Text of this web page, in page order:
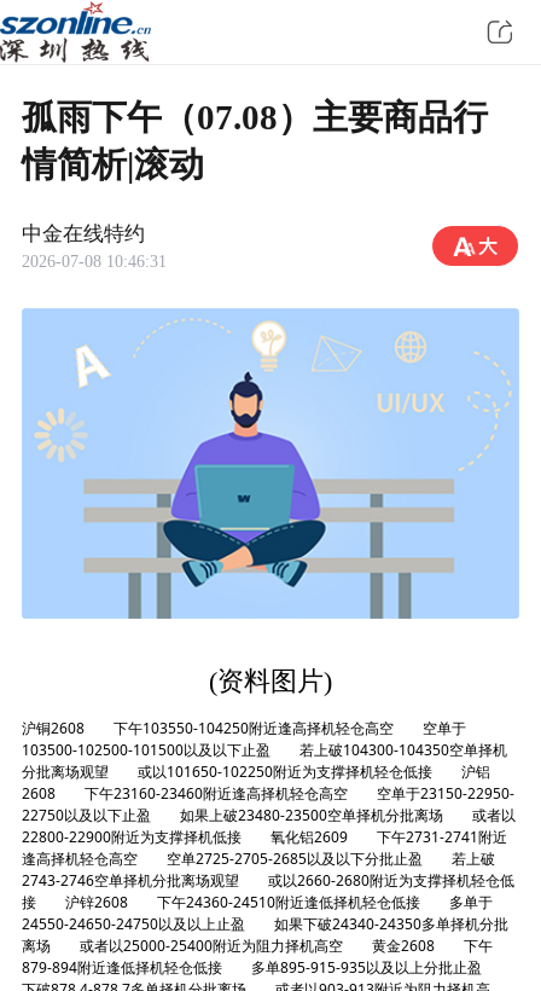
孤雨下午（07.08）主要商品行
情简析|滚动
中金在线特约
2026-07-08 10:46:31
(资料图片)
沪铜2608 下午103550-104250附近逢高择机轻仓高空 空单于
103500-102500-101500以及以下止盈 若上破104300-104350空单择机
分批离场观望 或以101650-102250附近为支撑择机轻仓低接 沪铝
2608 下午23160-23460附近逢高择机轻仓高空 空单于23150-22950-
22750以及以下止盈 如果上破23480-23500空单择机分批离场 或者以
22800-22900附近为支撑择机低接 氧化铝2609 下午2731-2741附近
逢高择机轻仓高空 空单2725-2705-2685以及以下分批止盈 若上破
2743-2746空单择机分批离场观望 或以2660-2680附近为支撑择机轻仓低
接 沪锌2608 下午24360-24510附近逢低择机轻仓低接 多单于
24550-24650-24750以及以上止盈 如果下破24340-24350多单择机分批
离场 或者以25000-25400附近为阻力择机高空 黄金2608 下午
879-894附近逢低择机轻仓低接 多单895-915-935以及以上分批止盈